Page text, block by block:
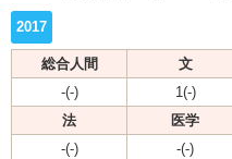
2017
総合人間 文
-(-)
1(-)
法
医学
-(-)
-(-)